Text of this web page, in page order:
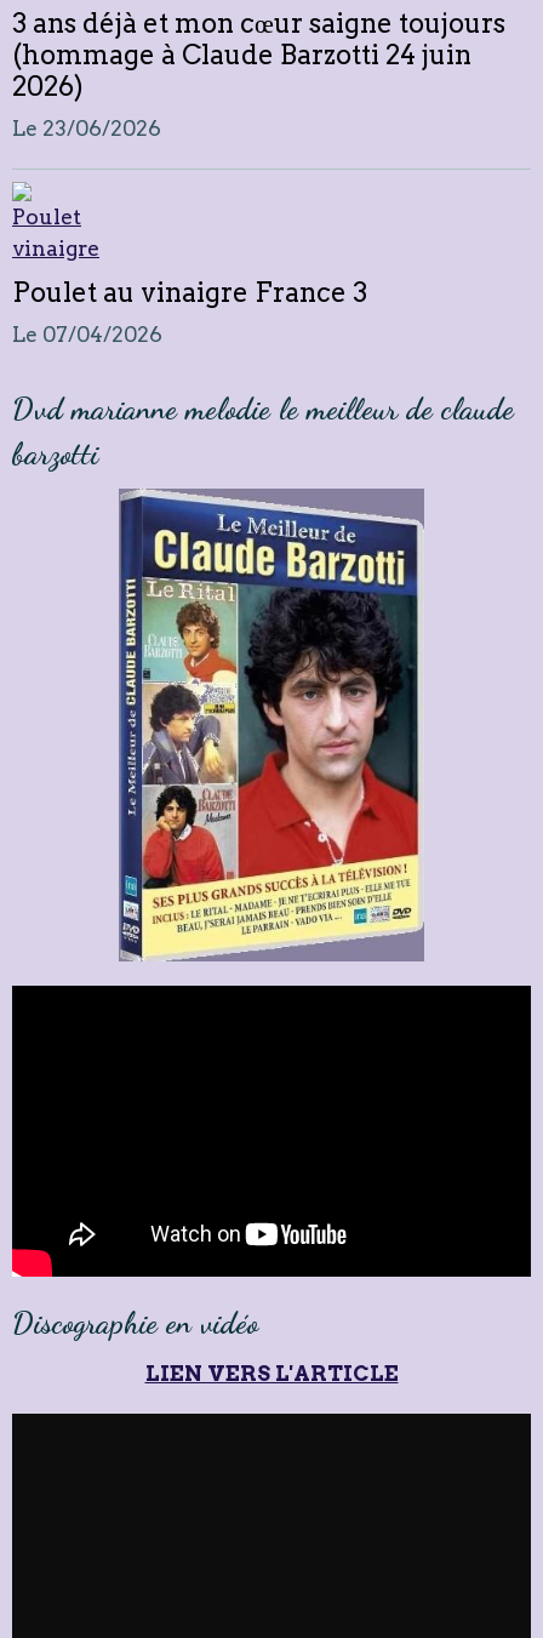
3 ans déjà et mon cœur saigne toujours
(hommage à Claude Barzotti 24 juin
2026)
Le 23/06/2026
Poulet au vinaigre France 3
Le 07/04/2026
Dvd marianne melodie le meilleur de claude
barzotti
Discographie en vidéo
LIEN VERS L'ARTICLE